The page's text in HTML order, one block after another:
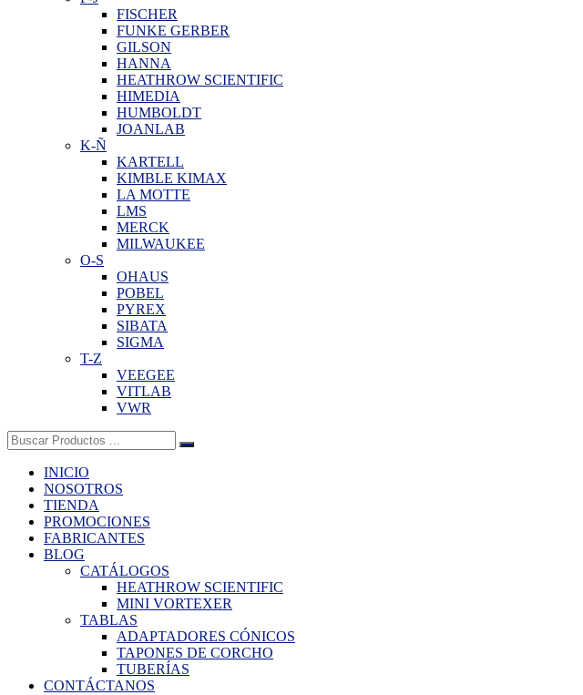
FISCHER
FUNKE GERBER
GILSON
HANNA
HEATHROW SCIENTIFIC
HIMEDIA
HUMBOLDT
JOANLAB
K-Ñ
KARTELL
KIMBLE KIMAX
LA MOTTE
LMS
MERCK
MILWAUKEE
O-S
OHAUS
POBEL
PYREX
SIBATA
SIGMA
T-Z
VEEGEE
VITLAB
VWR
Buscar:
INICIO
NOSOTROS
TIENDA
PROMOCIONES
FABRICANTES
BLOG
CATÁLOGOS
HEATHROW SCIENTIFIC
MINI VORTEXER
TABLAS
ADAPTADORES CÓNICOS
TAPONES DE CORCHO
TUBERÍAS
CONTÁCTANOS